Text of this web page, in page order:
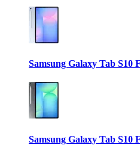
Samsung Galaxy Tab S10
Samsung Galaxy Tab S10